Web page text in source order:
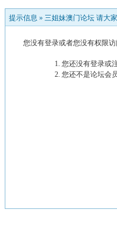
提示信息 » 三姐妹澳门论坛 请大
您没有登录或者您没有权限
您还没有登录或
您还不是论坛会